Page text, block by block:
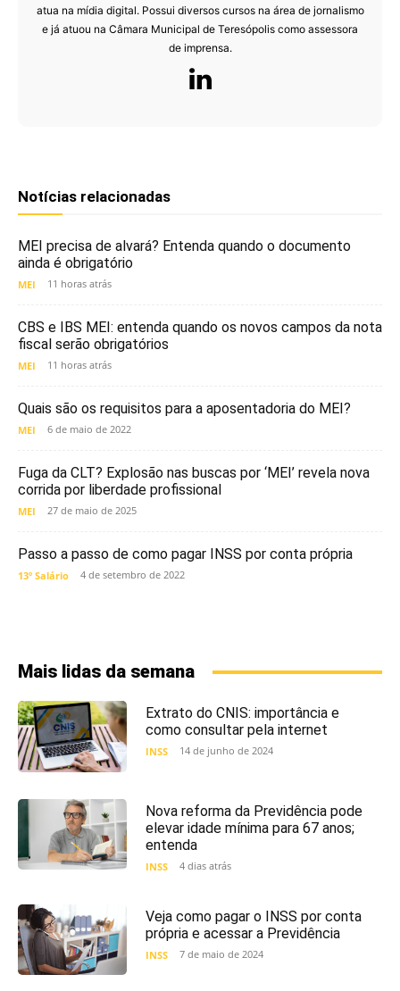
atua na mídia digital. Possui diversos cursos na área de jornalismo
e já atuou na Câmara Municipal de Teresópolis como assessora
de imprensa.
Notícias relacionadas
MEI precisa de alvará? Entenda quando o documento
ainda é obrigatório
MEI 11 horas atrás
CBS e IBS MEI: entenda quando os novos campos da nota
fiscal serão obrigatórios
MEI 11 horas atrás
Quais são os requisitos para a aposentadoria do MEI?
MEI 6 de maio de 2022
Fuga da CLT? Explosão nas buscas por ‘MEI’ revela nova
corrida por liberdade profissional
MEI 27 de maio de 2025
Passo a passo de como pagar INSS por conta própria
13º Salário 4 de setembro de 2022
Mais lidas da semana
Extrato do CNIS: importância e
como consultar pela internet
INSS 14 de junho de 2024
Nova reforma da Previdência pode
elevar idade mínima para 67 anos;
entenda
INSS 4 dias atrás
Veja como pagar o INSS por conta
própria e acessar a Previdência
INSS 7 de maio de 2024